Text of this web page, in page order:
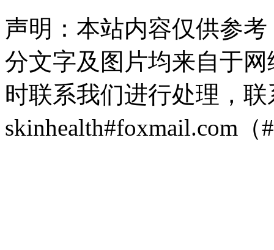
声明：本站内容仅供参
分文字及图片均来自于
时联系我们进行处理，
skinhealth#foxmail.com（